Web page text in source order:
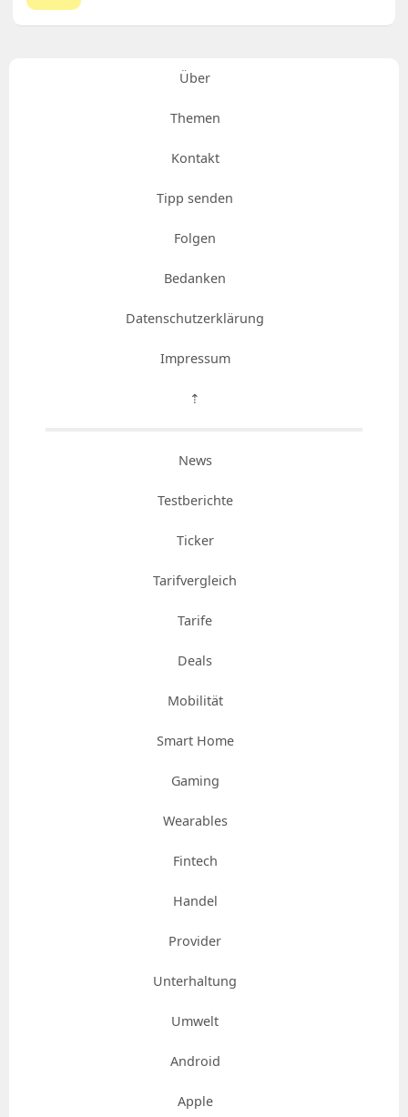
Über
Themen
Kontakt
Tipp senden
Folgen
Bedanken
Datenschutzerklärung
Impressum
⇡
News
Testberichte
Ticker
Tarifvergleich
Tarife
Deals
Mobilität
Smart Home
Gaming
Wearables
Fintech
Handel
Provider
Unterhaltung
Umwelt
Android
Apple